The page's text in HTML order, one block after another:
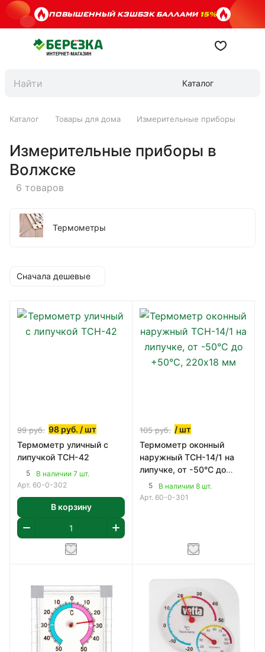
ПОВЫШЕННЫЙ КЭШБЭК БАЛЛАМИ15%
Каталог
Каталог Товары для дома Измерительные приборы
Измерительные приборы в
Волжске
6 товаров
Термометры
Сначала дешевые
99руб. 98 руб. / шт
Термометр уличный с
липучкой ТСН-42
5
В наличии 7 шт.
Арт. 60-0-302
В корзину
105руб. / шт
Термометр оконный
наружный ТСН-14/1 на
липучке, от -50°C до
+50°C, 220х18 мм
5
В наличии 8 шт.
Арт. 60-0-301